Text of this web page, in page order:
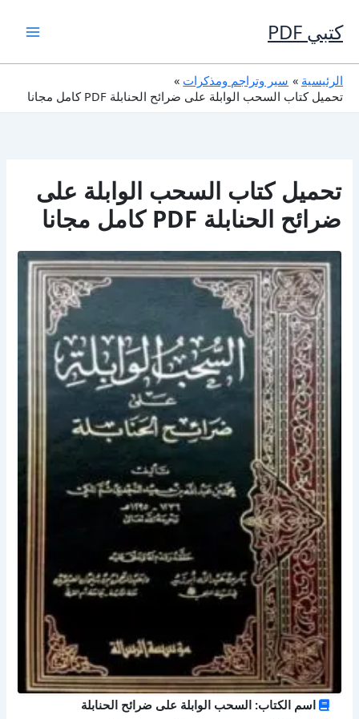
إلى
المحتوى
كتبي PDF
الرئيسية
سير وتراجم ومذكرات
تحميل كتاب السحب الوابلة على ضرائح الحنابلة PDF كامل مجانا
تحميل كتاب السحب الوابلة على
ضرائح الحنابلة PDF كامل مجانا
اسم الكتاب: السحب الوابلة على ضرائح الحنابلة